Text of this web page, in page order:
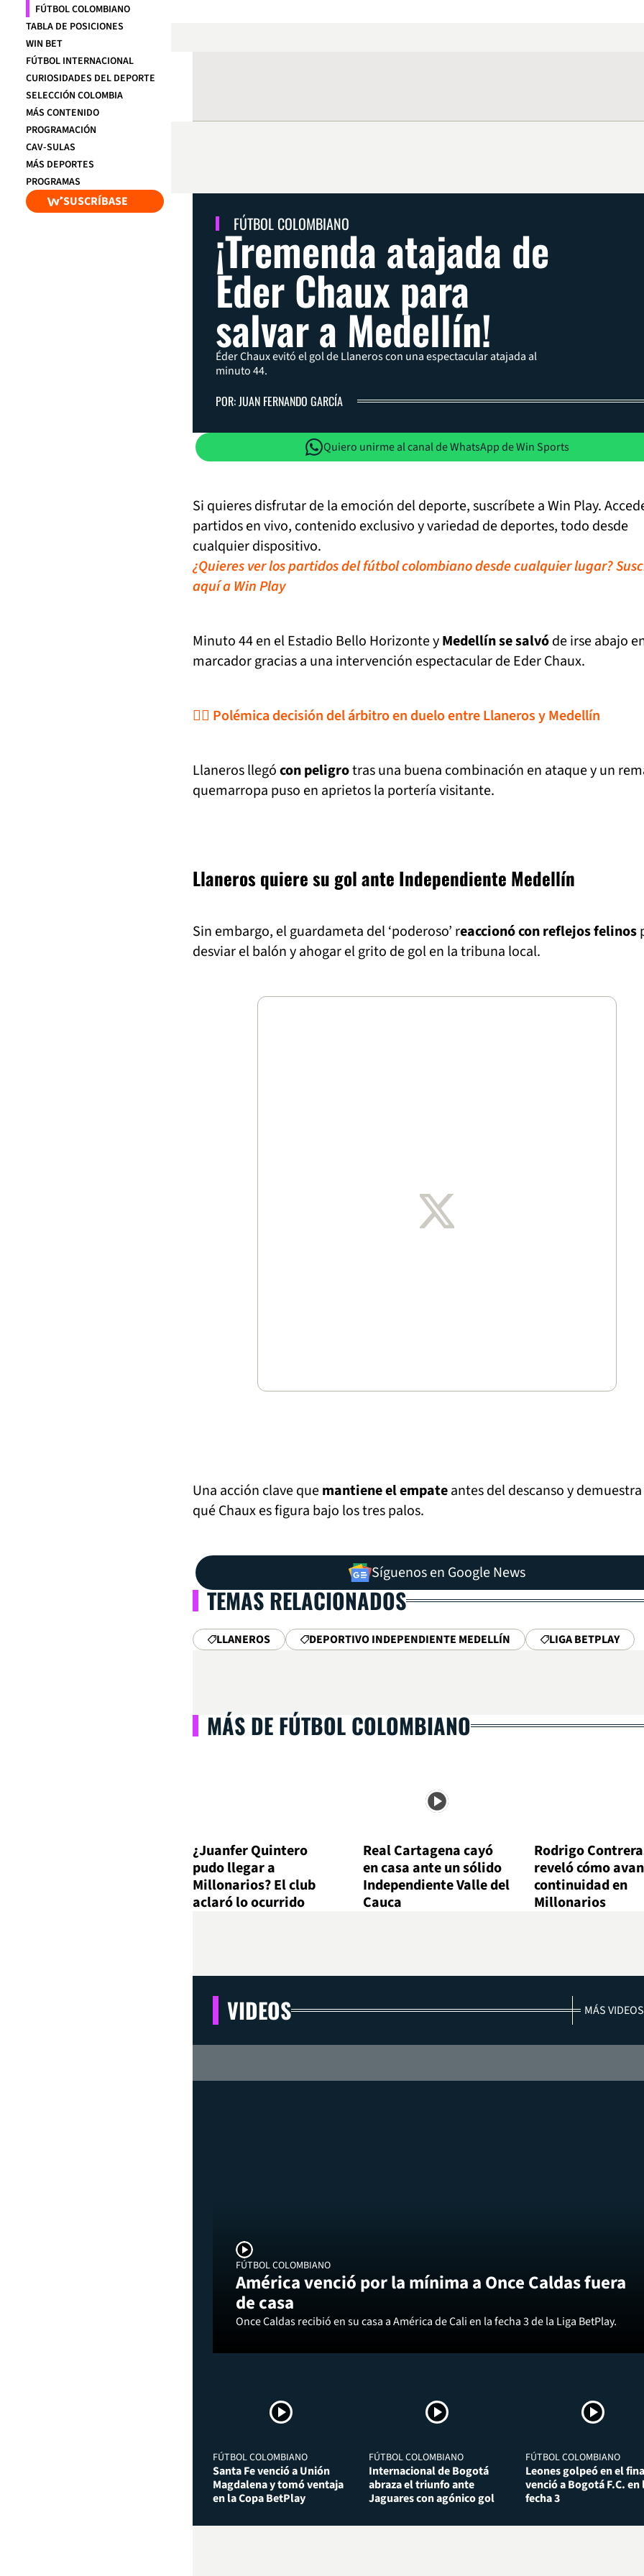
FÚTBOL COLOMBIANO
TABLA DE POSICIONES
WIN BET
FÚTBOL INTERNACIONAL
CURIOSIDADES DEL DEPORTE
SELECCIÓN COLOMBIA
MÁS CONTENIDO
PROGRAMACIÓN
CAV-SULAS
MÁS DEPORTES
PROGRAMAS
SUSCRÍBASE
FÚTBOL COLOMBIANO
¡Tremenda atajada de
Eder Chaux para
salvar a Medellín!
Éder Chaux evitó el gol de Llaneros con una espectacular atajada al
minuto 44.
POR: JUAN FERNANDO GARCÍA
Quiero unirme al canal de WhatsApp de Win Sports
Si quieres disfrutar de la emoción del deporte, suscríbete a Win Play.
partidos en vivo, contenido exclusivo y variedad de deportes, todo desde
cualquier dispositivo.
¿Quieres ver los partidos del fútbol colombiano desde cualquier lugar?
aquí a Win Play
Minuto 44 en el Estadio Bello Horizonte yMedellín se salvóde irse abajo
marcador gracias a una intervención espectacular de Eder Chaux.
🧑‍⚖️ Polémica decisión del árbitro en duelo entre Llaneros y Medellín
Llaneros llegócon peligrotras una buena combinación en ataque y un
quemarropa puso en aprietos la portería visitante.
Llaneros quiere su gol ante Independiente Medellín
Sin embargo, el guardameta del ‘poderoso’ reaccionó con reflejos felinos
desviar el balón y ahogar el grito de gol en la tribuna local.
Una acción clave quemantiene el empateantes del descanso y
qué Chaux es figura bajo los tres palos.
Síguenos en Google News
TEMAS RELACIONADOS
LLANEROS DEPORTIVO INDEPENDIENTE MEDELLÍN LIGA BETPLAY
MÁS DE FÚTBOL COLOMBIANO
¿Juanfer Quintero
pudo llegar a
Millonarios? El club
aclaró lo ocurrido
Real Cartagena cayó
en casa ante un sólido
Independiente Valle del
Cauca
Rodrigo
reveló cómo
continuidad en
Millonarios
VIDEOS MÁS VIDEOS
FÚTBOL COLOMBIANO
América venció por la mínima a Once Caldas fuera
de casa
Once Caldas recibió en su casa a América de Cali en la fecha 3 de la Liga BetPlay.
FÚTBOL COLOMBIANO
Santa Fe venció a Unión
Magdalena y tomó ventaja
en la Copa BetPlay
FÚTBOL COLOMBIANO
Internacional de Bogotá
abraza el triunfo ante
Jaguares con agónico gol
FÚTBOL COLOMBIANO
Leones golpeó en el
venció a Bogotá F.C. en
fecha 3